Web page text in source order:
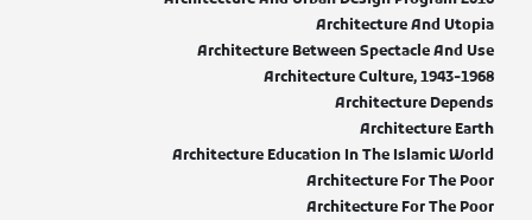
Architecture And Utopia
Architecture Between Spectacle And Use
Architecture Culture, 1943-1968
Architecture Depends
Architecture Earth
Architecture Education In The Islamic World
Architecture For The Poor
Architecture For The Poor